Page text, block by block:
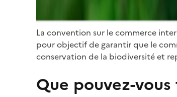
La convention sur le commerce
pour objectif de garantir que le
conservation de la biodiversité et
Que pouvez-